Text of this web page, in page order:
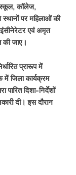
कॉलेज,
स्थानों पर महिलाओं की
एवं अमृत
की जाए।
प्रारूप में
जिला कार्यक्रम
पारित दिशा-निर्देशों
दी। इस दौरान